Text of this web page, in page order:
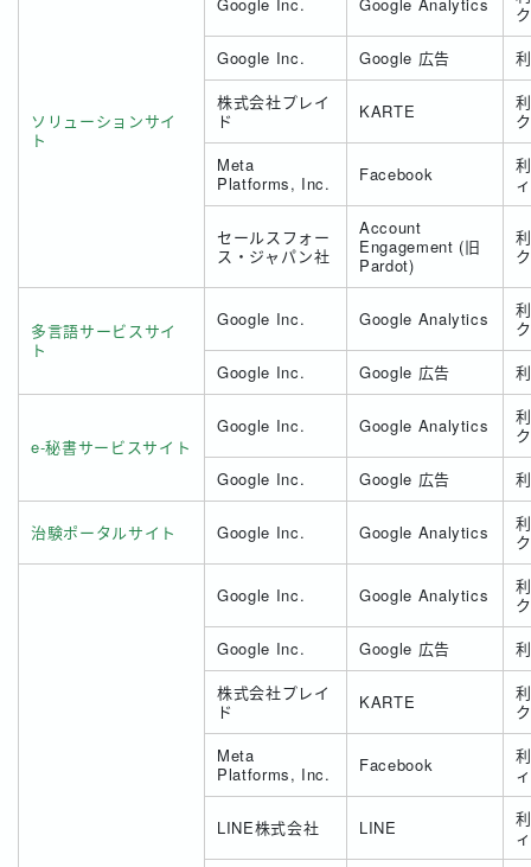
ソリューションサイ
ト
Google Inc.
Google 広告
株式会社プレイ
ド
KARTE
Meta
Platforms, Inc.
Facebook
セールスフォー
ス・ジャパン社
Account
Engagement (旧
Pardot)
多言語サービスサイ
ト
Google Inc. Google Analytics
Google Inc.
Google 広告
e-秘書サービスサイト
Google Inc. Google Analytics
Google Inc.
Google 広告
治験ポータルサイト Google Inc. Google Analytics
Google Inc. Google Analytics
Google Inc.
Google 広告
株式会社プレイ
ド
KARTE
Meta
Platforms, Inc.
Facebook
LINE株式会社 LINE